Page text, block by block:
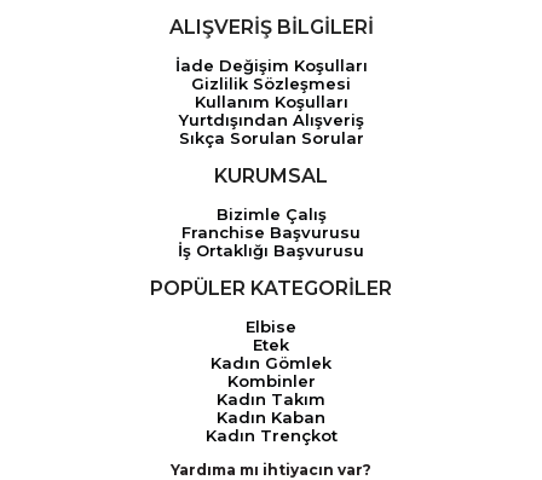
ALIŞVERİŞ BİLGİLERİ
İade Değişim Koşulları
Gizlilik Sözleşmesi
Kullanım Koşulları
Yurtdışından Alışveriş
Sıkça Sorulan Sorular
KURUMSAL
Bizimle Çalış
Franchise Başvurusu
İş Ortaklığı Başvurusu
POPÜLER KATEGORİLER
Elbise
Etek
Kadın Gömlek
Kombinler
Kadın Takım
Kadın Kaban
Kadın Trençkot
Yardıma mı ihtiyacın var?